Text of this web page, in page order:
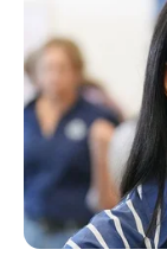
прокуратури,
Берегівського
він успішно
його батько —
адвокатом у
непогано
Саме за